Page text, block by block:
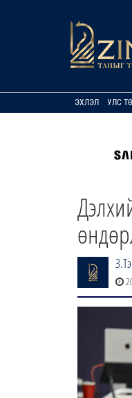
ЭХЛЭЛ УЛС